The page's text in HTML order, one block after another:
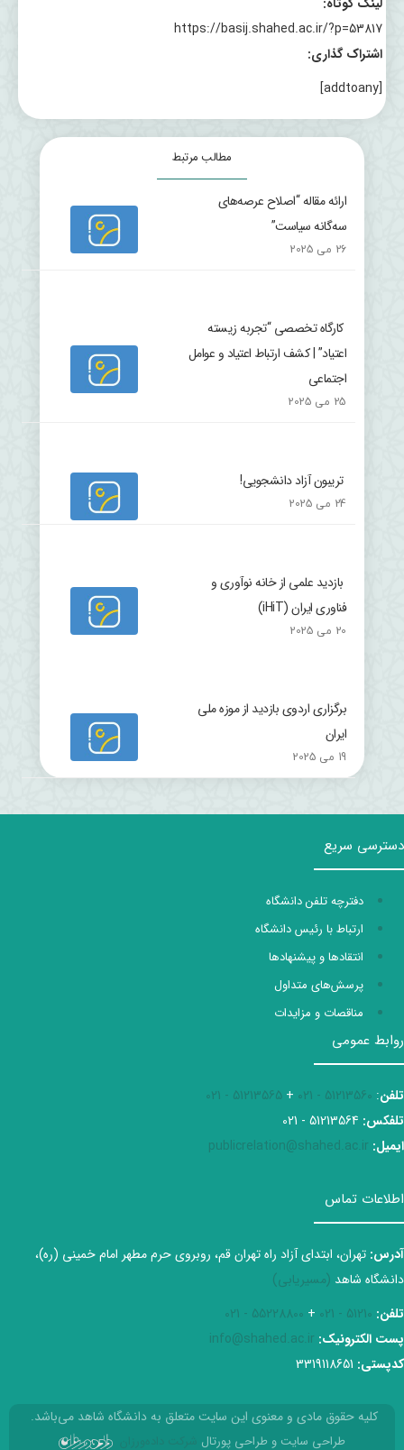
https://basij.shahed.ac.ir/?p=53817
اشتراک گذاری:
[addtoany]
مطالب مرتبط
ارائه مقاله “اصلاح عرصه‌های
سه‌گانه سیاست”
26 می 2025
کارگاه تخصصی “تجربه زیسته
اعتیاد” | کشف ارتباط اعتیاد و عوامل
اجتماعی
25 می 2025
تریبون آزاد دانشجویی!
24 می 2025
بازدید علمی از خانه نوآوری و
فناوری ایران (iHiT)
20 می 2025
برگزاری اردوی بازدید از موزه ملی
ایران
19 می 2025
دسترسی سریع
دفترچه تلفن دانشگاه
ارتباط با رئیس دانشگاه
انتقادها و پیشنهادها
پرسش‌های متداول
مناقصات و مزایدات
روابط عمومی
تلفن:
51213560 - 021
+
51213565 - 021
تلفکس:
ایمیل: publicrelation@shahed.ac.ir
اطلاعات تماس
آدرس: تهران، ابتدای آزاد راه تهران قم، روبروی حرم مطهر امام خمینی (ره)،
دانشگاه شاهد (مسیریابی)
تلفن: 51210 - 021
+
55228800 - 021
پست الکترونیک: info@shahed.ac.ir
کدپستی:
کلیه حقوق مادی و معنوی این سایت متعلق به دانشگاه شاهد می‌باشد.
طراحی سایت و طراحی پورتال